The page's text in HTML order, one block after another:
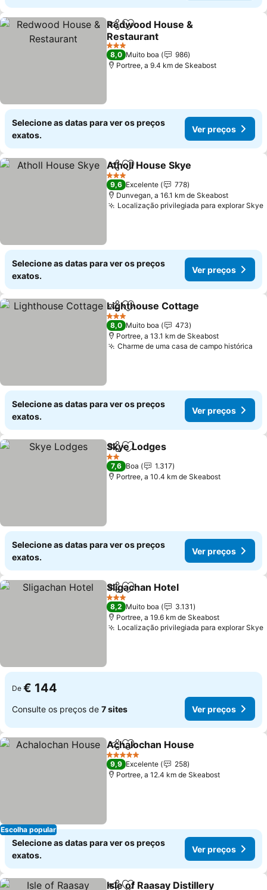
PartilharAdicionar aos favoritos
Redwood House &
Restaurant
Ver preços
3 Estrelas
8,0 Muito boa
986
Portree, a 9.4 km de Skeabost
Selecione as datas para ver os preços
exatos.
Ver preços
PartilharAdicionar aos favoritos
Atholl House Skye
3 Estrelas
9,6 Excelente
778
Dunvegan, a 16.1 km de Skeabost
Localização privilegiada para explorar Skye
Selecione as datas para ver os preços
exatos.
Ver preços
PartilharAdicionar aos favoritos
Lighthouse Cottage
3 Estrelas
8,0 Muito boa
473
Portree, a 13.1 km de Skeabost
Charme de uma casa de campo histórica
Selecione as datas para ver os preços
exatos.
Ver preços
PartilharAdicionar aos favoritos
Skye Lodges
2 Estrelas
7,6 Boa
1.317
Portree, a 10.4 km de Skeabost
Selecione as datas para ver os preços
exatos.
Ver preços
PartilharAdicionar aos favoritos
Sligachan Hotel
3 Estrelas
8,2 Muito boa
3.131
Portree, a 19.6 km de Skeabost
Localização privilegiada para explorar Skye
De € 144
Consulte os preços de 7 sites Ver preços
Escolha popular
PartilharAdicionar aos favoritos
Achalochan House
5 Estrelas
9,9 Excelente
258
Portree, a 12.4 km de Skeabost
Selecione as datas para ver os preços
exatos.
Ver preços
Isle of Raasay Distillery